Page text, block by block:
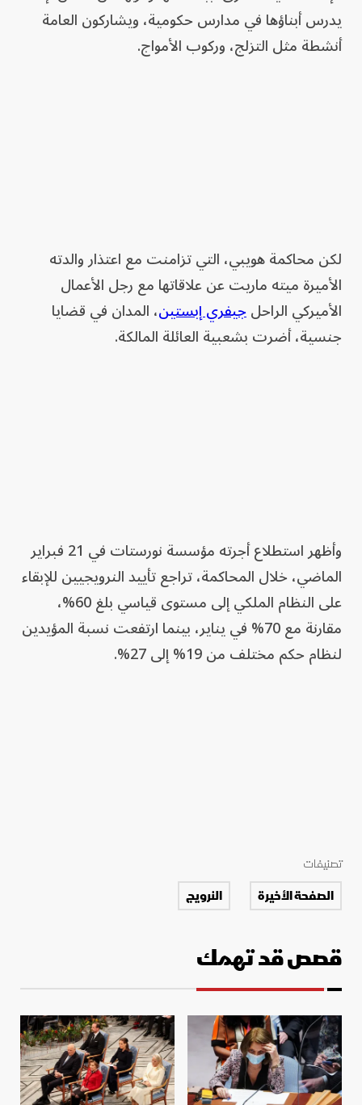
يدرس أبناؤها في مدارس حكومية، ويشاركون العامة
أنشطة مثل التزلج، وركوب الأمواج.
لكن محاكمة هويبي، التي تزامنت مع اعتذار والدته
الأميرة ميته ماريت عن علاقاتها مع رجل الأعمال
الأميركي الراحلجيفري إبستين، المدان في قضايا
جنسية، أضرت بشعبية العائلة المالكة.
وأظهر استطلاع أجرته مؤسسة نورستات في 21 فبراير
الماضي، خلال المحاكمة، تراجع تأييد النرويجيين للإبقاء
على النظام الملكي إلى مستوى قياسي بلغ 60%،
مقارنة مع 70% في يناير، بينما ارتفعت نسبة المؤيدين
لنظام حكم مختلف من 19% إلى 27%.
تصنيفات
الصفحة الأخيرة النرويج
قصص قد تهمك